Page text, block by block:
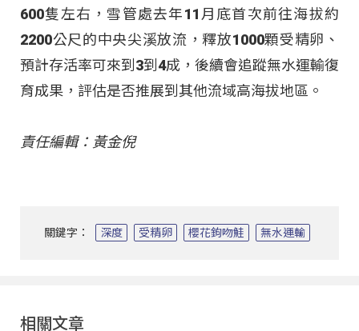
600隻左右，雪管處去年11月底首次前往海拔約
2200公尺的中央尖溪放流，釋放1000顆受精卵、
預計存活率可來到3到4成，後續會追蹤無水運輸復
育成果，評估是否推展到其他流域高海拔地區。
責任編輯：黃金倪
關鍵字： 深度 受精卵 櫻花鉤吻鮭 無水運輸
相關文章